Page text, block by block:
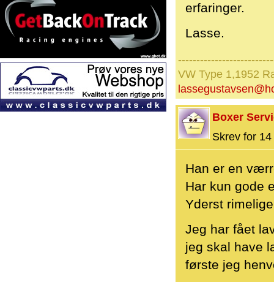
erfaringer.
Lasse.
VW Type 1,1952
Boxer
Skrev for
Han er en
Har kun gode
Yderst
Jeg har fået
jeg skal have
første jeg